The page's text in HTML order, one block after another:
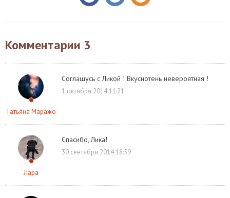
Комментарии 3
Татьяна Маражо
Соглашусь с Ликой ! Вкуснотень невероятная !
1 октября 2014 11:21
Лара
Спасибо, Лика!
30 сентября 2014 18:59